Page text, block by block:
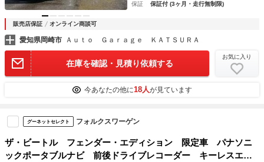
保証
保証付 (3ヶ月・走行無制限)
販売店保証 オンライン商談可
愛知県岡崎市 Ａｕｔｏ Ｇａｒａｇｅ ＫＡＴＳＵＲＡ
在庫を確認・見積り依頼する
お気に入り
今あなたの他に18人が見ています
グーネットセレクト フォルクスワーゲン
ザ・ビートル フェンダー・エディション 限定車 パナソニ
ックポータブルナビ 前後ドライブレコーダー キーレスエン